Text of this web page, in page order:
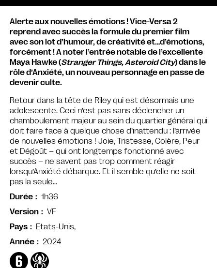
Alerte aux nouvelles émotions ! Vice-Versa 2
reprend avec succès la formule du premier film
avec son lot d’humour, de créativité et…d’émotions,
forcément ! A noter l’entrée notable de l’excellente
Maya Hawke (Stranger Things, Asteroid City) dans le
rôle d’Anxiété, un nouveau personnage en passe de
devenir culte.
Retour dans la tête de Riley qui est désormais une
adolescente. Ceci n’est pas sans déclencher un
chamboulement majeur au sein du quartier général qui
doit faire face à quelque chose d’inattendu : l’arrivée
de nouvelles émotions ! Joie, Tristesse, Colère, Peur
et Dégoût – qui ont longtemps fonctionné avec
succès – ne savent pas trop comment réagir
lorsqu’Anxiété débarque. Et il semble qu’elle ne soit
pas la seule…
Durée
1h36
Version
VF
Pays
Etats-Unis,
Année
2024